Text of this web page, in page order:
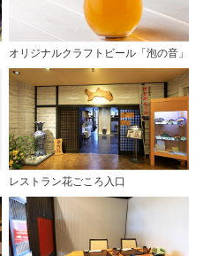
オリジナルクラフトビール「泡の音」
レストラン花ごころ入口